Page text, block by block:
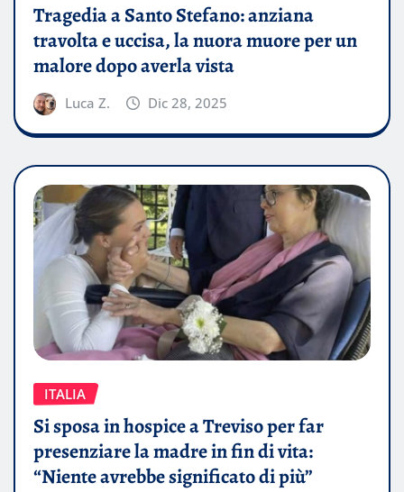
Tragedia a Santo Stefano: anziana
travolta e uccisa, la nuora muore per un
malore dopo averla vista
Luca Z. Dic 28, 2025
ITALIA
Si sposa in hospice a Treviso per far
presenziare la madre in fin di vita:
“Niente avrebbe significato di più”